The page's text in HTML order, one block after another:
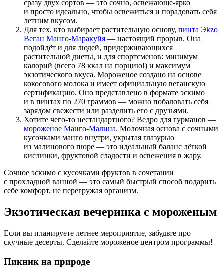
сразу двух сортов — это сочно, освежающе-ярко
и просто идеально, чтобы освежиться и порадовать себя
летним вкусом.
Для тех, кто выбирает растительную основу, пинта Эkzo
Веган Манго-Маракуйя — настоящий прорыв. Она
подойдёт и для людей, придерживающихся
растительной диеты, и для спортсменов: минимум
калорий (всего 78 ккал на порцию!) и максимум
экзотического вкуса. Мороженое создано на основе
кокосового молока и имеет официальную веганскую
сертификацию. Оно представлено в формате эскимо
и в пинтах по 270 граммов — можно побаловать себя
зарядом свежести или разделить его с друзьями.
Хотите чего-то нестандартного? Ведро для гурманов —
мороженое Манго-Малина. Молочная основа с сочными
кусочками манго внутри, укрытая глазурью
из малинового пюре — это идеальный баланс лёгкой
кислинки, фруктовой сладости и освежения в жару.
Сочное эскимо с кусочками фруктов в сочетании
с прохладной ванной — это самый быстрый способ подарить
себе комфорт, не перегружая организм.
Экзотическая вечеринка с мороженым
Если вы планируете летнее мероприятие, забудьте про
скучные десерты. Сделайте мороженое центром программы!
Пикник на природе